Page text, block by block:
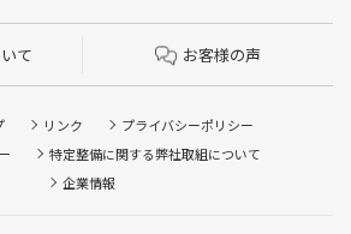
て お客様の声
リンク
プライバシーポリシー
特定整備に関する弊社取組について
企業情報